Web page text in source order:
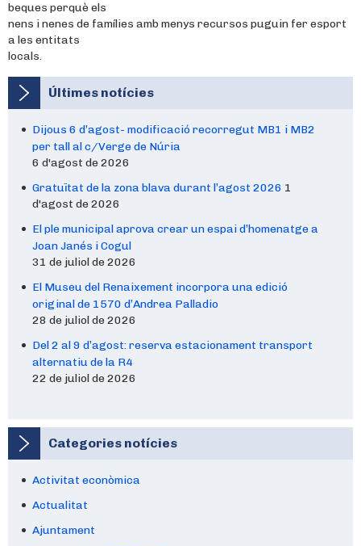
beques perquè els
nens i nenes de famílies amb menys recursos puguin fer esport
a les entitats
locals.
Últimes notícies
Dijous 6 d’agost- modificació recorregut MB1 i MB2
per tall al c/Verge de Núria
6 d'agost de 2026
Gratuïtat de la zona blava durant l’agost 2026 1
d'agost de 2026
El ple municipal aprova crear un espai d’homenatge a
Joan Janés i Cogul
31 de juliol de 2026
El Museu del Renaixement incorpora una edició
original de 1570 d’Andrea Palladio
28 de juliol de 2026
Del 2 al 9 d’agost: reserva estacionament transport
alternatiu de la R4
22 de juliol de 2026
Categories notícies
Activitat econòmica
Actualitat
Ajuntament